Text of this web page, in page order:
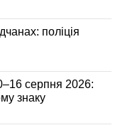
поліція
серпня 2026:
знаку